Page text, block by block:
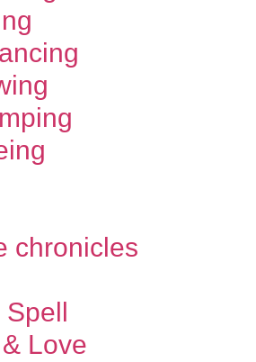
chronicles
Spell
Love